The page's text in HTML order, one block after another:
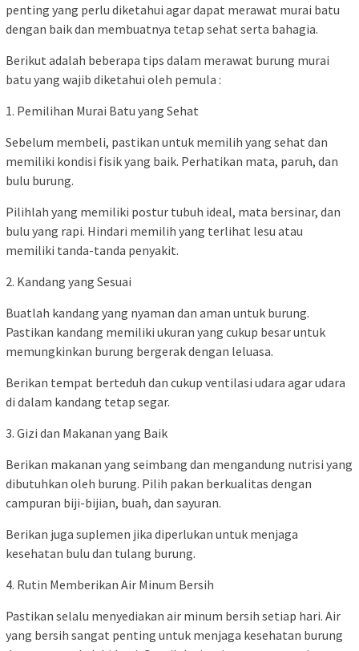
penting yang perlu diketahui agar dapat merawat murai batu
dengan baik dan membuatnya tetap sehat serta bahagia.
Berikut adalah beberapa tips dalam merawat burung murai
batu yang wajib diketahui oleh pemula :
1. Pemilihan Murai Batu yang Sehat
Sebelum membeli, pastikan untuk memilih yang sehat dan
memiliki kondisi fisik yang baik. Perhatikan mata, paruh, dan
bulu burung.
Pilihlah yang memiliki postur tubuh ideal, mata bersinar, dan
bulu yang rapi. Hindari memilih yang terlihat lesu atau
memiliki tanda-tanda penyakit.
2. Kandang yang Sesuai
Buatlah kandang yang nyaman dan aman untuk burung.
Pastikan kandang memiliki ukuran yang cukup besar untuk
memungkinkan burung bergerak dengan leluasa.
Berikan tempat berteduh dan cukup ventilasi udara agar udara
di dalam kandang tetap segar.
3. Gizi dan Makanan yang Baik
Berikan makanan yang seimbang dan mengandung nutrisi yang
dibutuhkan oleh burung. Pilih pakan berkualitas dengan
campuran biji-bijian, buah, dan sayuran.
Berikan juga suplemen jika diperlukan untuk menjaga
kesehatan bulu dan tulang burung.
4. Rutin Memberikan Air Minum Bersih
Pastikan selalu menyediakan air minum bersih setiap hari. Air
yang bersih sangat penting untuk menjaga kesehatan burung